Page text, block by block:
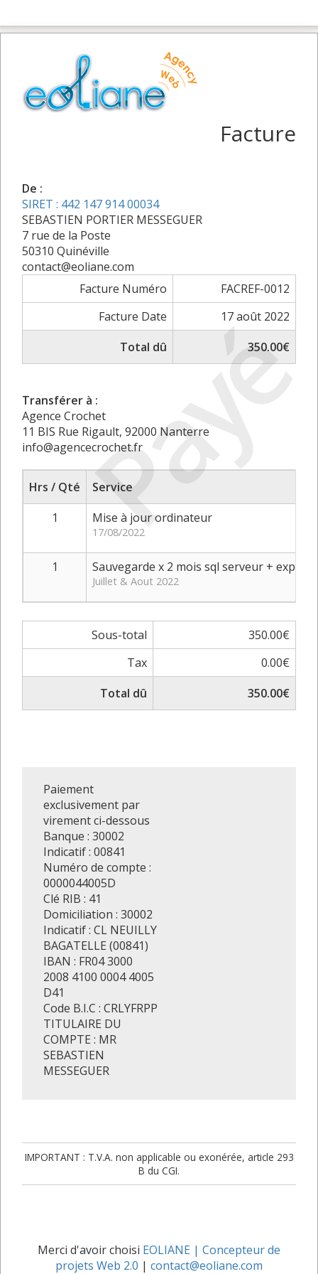
Payé
Facture
De :
SIRET : 442 147 914 00034
SEBASTIEN PORTIER MESSEGUER
7 rue de la Poste
50310 Quinéville
contact@eoliane.com
Facture Numéro
FACREF-0012
Facture Date
17 août 2022
Total dû
350.00€
Transférer à :
Agence Crochet
11 BIS Rue Rigault, 92000 Nanterre
info@agencecrochet.fr
Hrs / Qté
Service
1
Mise à jour ordinateur
17/08/2022
1 Sauvegarde x 2 mois sql serveur +
Juillet & Aout 2022
Sous-total
350.00€
Tax
0.00€
Total dû
350.00€
Paiement
exclusivement par
virement ci-dessous
Banque : 30002
Indicatif : 00841
Numéro de compte :
0000044005D
Clé RIB : 41
Domiciliation : 30002
Indicatif : CL NEUILLY
BAGATELLE (00841)
IBAN : FR04 3000
2008 4100 0004 4005
D41
Code B.I.C : CRLYFRPP
TITULAIRE DU
COMPTE : MR
SEBASTIEN
MESSEGUER
IMPORTANT : T.V.A. non applicable ou exonérée, article 293
B du CGI.
Merci d'avoir choisi EOLIANE | Concepteur de
projets Web 2.0 | contact@eoliane.com